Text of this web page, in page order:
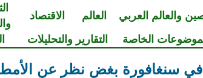
والعالم العربي العالم الاقتصاد
الخاصة التقارير والتحليلات
سنغافورة بغض نظر عن